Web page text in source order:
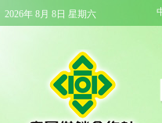
2026年 8月 8日 星期六